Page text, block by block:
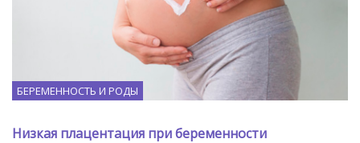
БЕРЕМЕННОСТЬ И РОДЫ
Низкая плацентация при беременности